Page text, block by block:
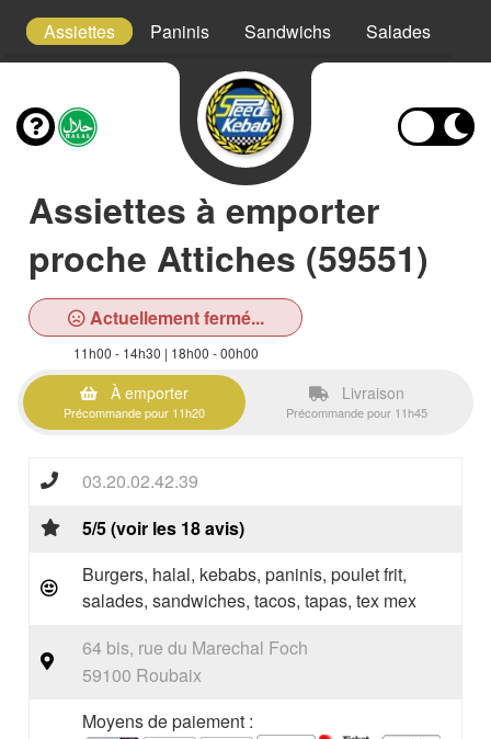
Assiettes Paninis Sandwichs Salades
Assiettes à emporter
proche Attiches (59551)
Actuellement fermé...
11h00 - 14h30 | 18h00 - 00h00
À emporter
Précommande pour 11h20
Livraison
Précommande pour 11h45
03.20.02.42.39
5/5 (voir les 18 avis)
Burgers, halal, kebabs, paninis, poulet frit,
salades, sandwiches, tacos, tapas, tex mex
64 bis, rue du Marechal Foch
59100 Roubaix
Moyens de paiement :